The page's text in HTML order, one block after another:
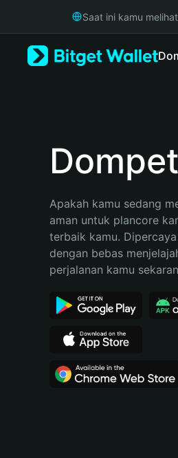
Русский
Bahasa Indonesia
Español (Argentina)
Saat ini kamu
Apakah kamu sedang
aman untuk plancore
terbaik kamu.
dengan bebas
perjalanan kamu